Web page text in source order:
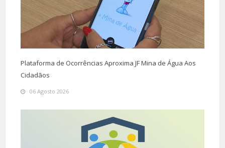
Plataforma de Ocorrências Aproxima JF Mina de Água Aos
Cidadãos
06 Agosto 2026